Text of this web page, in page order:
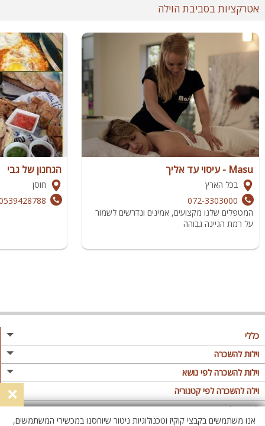
אטרקציות בסביבת הוילה
Masu - עיסוי עד אליך
בכל הארץ
072-3303000
המטפלים שלנו מקצועים, אמינים ונדרשים לשמור
על רמת הגיינה גבוהה
הגחנון של גבי
חוסן
כללי
מגזין
פרסום באתר
תקנון
מדיניות פרטיות
וילות להשכרה
וילות בצפון
וילות במרכז
וילות בדרום
וילות להשכרה לפי נושא
וילה לזוגות
וילות למשפחות
וילה להשכרה לפי קטגוריה
וילות עם בריכה
לופטים להשכרה
×
אנו משתמשים בקבצי קוקיז וטכנולוגיות ניטור שיוחסנו במכשירי המשתמשים,